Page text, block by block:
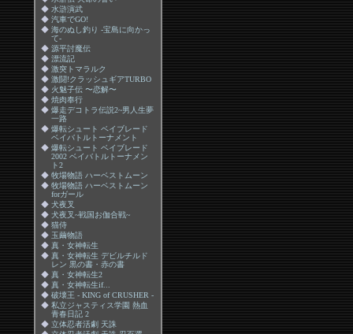
◆ 水滸演武
◆ 汽車でGO!
◆ 海のぬし釣り -宝島に向かっ
て-
◆ 源平討魔伝
◆ 漂流記
◆ 激突トマラルク
◆ 激闘!クラッシュギアTURBO
◆ 火魅子伝 〜恋解〜
◆ 焼肉奉行
◆ 爆走デコトラ伝説2~男人生夢
一路
◆ 爆転シュート ベイブレード
ベイバトルトーナメント
◆ 爆転シュート ベイブレード
2002 ベイバトルトーナメン
ト2
◆ 牧場物語 ハーベストムーン
◆ 牧場物語 ハーベストムーン
forガール
◆ 犬夜叉
◆ 犬夜叉~戦国お伽合戦~
◆ 猫侍
◆ 玉繭物語
◆ 真・女神転生
◆ 真・女神転生 デビルチルド
レン 黒の書・赤の書
◆ 真・女神転生2
◆ 真・女神転生if...
◆ 破壊王 - KING of CRUSHER -
◆ 私立ジャスティス学園 熱血
青春日記 2
◆ 立体忍者活劇 天誅